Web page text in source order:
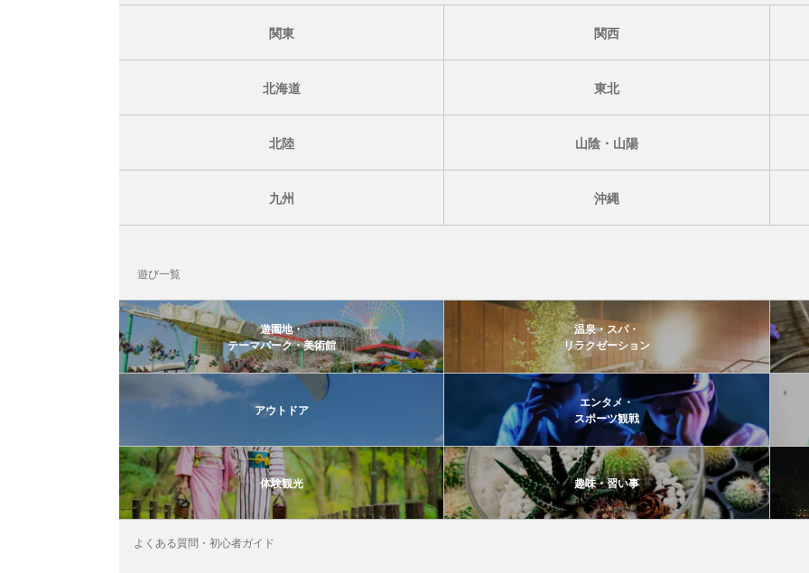
関東 関西
北海道 東北
北陸 山陰・山陽
九州 沖縄
遊び一覧
遊園地・
テーマパーク・美術館
温泉・スパ・
リラクゼーション
アウトドア
エンタメ・
スポーツ観戦
体験観光 趣味・習い事
よくある質問・初心者ガイド